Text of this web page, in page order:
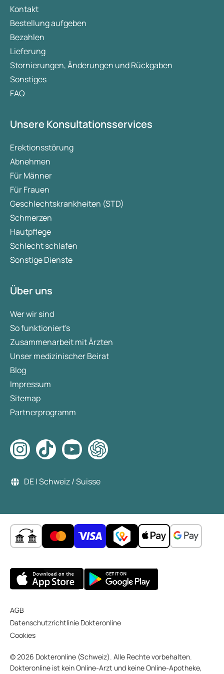
Kontakt
Bestellung aufgeben
Bezahlen
Lieferung
Stornierungen, Änderungen und Rückgaben
Sonstiges
FAQ
Unsere Konsultationsservices
Erektionsstörung
Abnehmen
Für Männer
Für Frauen
Geschlechtskrankheiten (STD)
Schmerzen
Hautpflege
Schlecht schlafen
Sonstige Dienste
Über uns
Wer wir sind
So funktioniert's
Zusammenarbeit mit Ärzten
Unser medizinischer Beirat
Blog
Impressum
Sitemap
Partnerprogramm
DE | Schweiz / Suisse
AGB
Datenschutzrichtlinie Dokteronline
Cookies
© 2026 Dokteronline (Schweiz). Alle Rechte vorbehalten.
Dokteronline ist kein Online-Arzt und keine Online-Apotheke,